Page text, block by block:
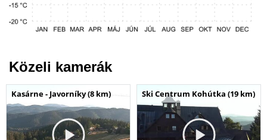
Közeli kamerák
Kasárne - Javorníky (8 km) Ski Centrum Kohútka (19 km)